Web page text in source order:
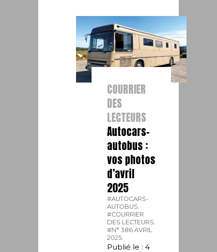
COURRIER
DES
LECTEURS
Autocars-
autobus :
vos photos
d’avril
2025
#AUTOCARS-
AUTOBUS.
#COURRIER
DES LECTEURS.
#N° 386 AVRIL
2025.
Publié le : 4